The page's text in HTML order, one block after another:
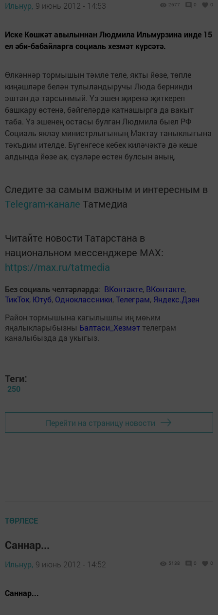
Ильнур, 9 июнь 2012 - 14:53 2677 0 0
Иске Көшкәт авылыннан Людмила Ильмурзина инде 15
ел әби-бабайларга социаль хезмәт күрсәтә.
Өлкәннәр тормышын тәмле теле, якты йөзе, төпле
киңәшләре белән тулыландыручы Люда бернинди
эштән дә тарсынмый. Үз эшен җиренә җиткереп
башкару өстенә, бәйгеләрдә катнашырга да вакыт
таба. Үз эшенең остасы булган Людмила быел РФ
Социаль яклау министрлыгының Мактау таныклыгына
тәкъдим ителде. Бүгенгесе кебек киләчәктә дә кеше
алдында йөзе ак, сүзләре өстен булсын аның.
Следите за самым важным и интересным в
Telegram-канале Татмедиа
Читайте новости Татарстана в
национальном мессенджере MАХ:
https://max.ru/tatmedia
Без социаль челтәрләрдә: ВКонтакте, ВКонтакте,
ТикТок, Ютуб, Одноклассники,Телеграм, Яндекс.Дзен
Район тормышына кагылышлы иң мөһим
яңалыкларыбызны Балтаси_Хезмэт телеграм
каналыбызда да укыгыз.
Теги:
250
Перейти на страницу новости
ТӨРЛЕСЕ
Саннар...
Ильнур, 9 июнь 2012 - 14:52 5138 0 0
Саннар...